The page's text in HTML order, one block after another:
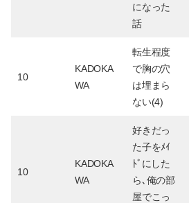
になった
話
10
KADOKA
WA
転生程度
で胸の穴
は埋まら
ない(4)
10
KADOKA
WA
好きだっ
た子をﾒｲ
ﾄﾞにした
ら､俺の部
屋でこっ